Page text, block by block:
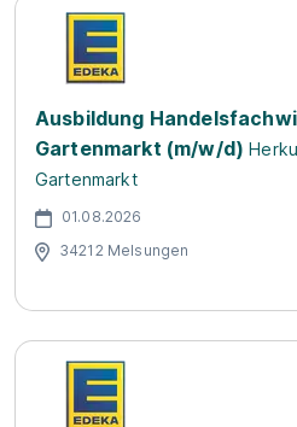
Ausbildung
Gartenmarkt (m/w/d)
Gartenmarkt
01.08.2026
34212 Melsungen